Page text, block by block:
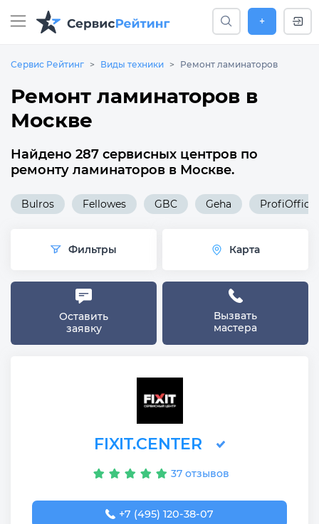
+
Сервис Рейтинг Виды техники Ремонт ламинаторов
Ремонт ламинаторов в
Москве
Найдено 287 сервисных центров по
ремонту ламинаторов в Москве.
Bulros Fellowes GBC Geha ProfiOffice
Фильтры Карта
Оставить
заявку
Вызвать
мастера
FIXIT.CENTER
37 отзывов
+7 (495) 120-38-07